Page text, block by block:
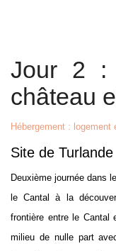
Jour 2 :
château
Hébergement : logement
Site de Turlande
Deuxième journée dans
le Cantal à la
frontière entre le Cantal
milieu de nulle part